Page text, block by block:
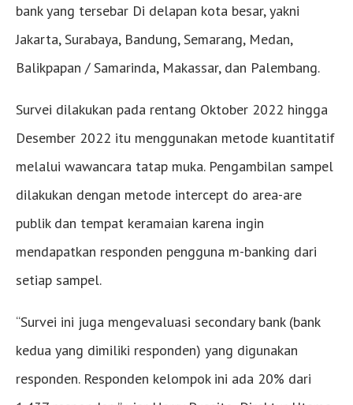
bank yang tersebar Di delapan kota besar, yakni
Jakarta, Surabaya, Bandung, Semarang, Medan,
Balikpapan / Samarinda, Makassar, dan Palembang.
Survei dilakukan pada rentang Oktober 2022 hingga
Desember 2022 itu menggunakan metode kuantitatif
melalui wawancara tatap muka. Pengambilan sampel
dilakukan dengan metode intercept do area-are
publik dan tempat keramaian karena ingin
mendapatkan responden pengguna m-banking dari
setiap sampel.
“Survei ini juga mengevaluasi secondary bank (bank
kedua yang dimiliki responden) yang digunakan
responden. Responden kelompok ini ada 20% dari